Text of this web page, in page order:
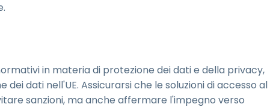
in materia di protezione dei dati e della privacy,
dati nell'UE. Assicurarsi che le soluzioni di accesso al
sanzioni, ma anche affermare l'impegno verso